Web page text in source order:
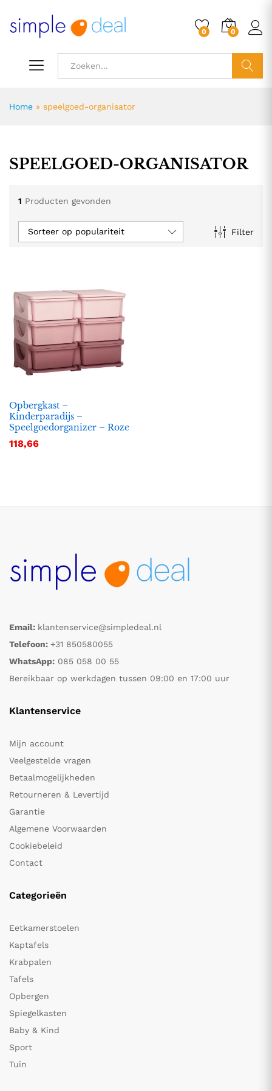
0 0
Home » speelgoed-organisator
SPEELGOED-ORGANISATOR
1 Producten gevonden
Filter
Sorteer op populariteit
Opbergkast –
Kinderparadijs –
Speelgoedorganizer – Roze
118,66
Email: klantenservice@simpledeal.nl
Telefoon: +31 850580055
WhatsApp: 085 058 00 55
Bereikbaar op werkdagen tussen 09:00 en 17:00 uur
Klantenservice
Mijn account
Veelgestelde vragen
Betaalmogelijkheden
Retourneren & Levertijd
Garantie
Algemene Voorwaarden
Cookiebeleid
Contact
Categorieën
Eetkamerstoelen
Kaptafels
Krabpalen
Tafels
Opbergen
Spiegelkasten
Baby & Kind
Sport
Tuin